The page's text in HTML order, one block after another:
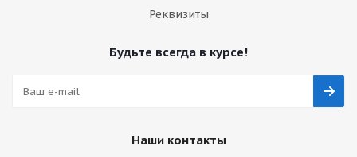
Реквизиты
Будьте всегда в курсе!
Наши контакты